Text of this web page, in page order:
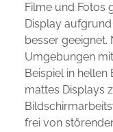
Filme und Fotos
Display
besser geeignet.
Umgebungen
Beispiel in hellen
mattes Displays
frei von